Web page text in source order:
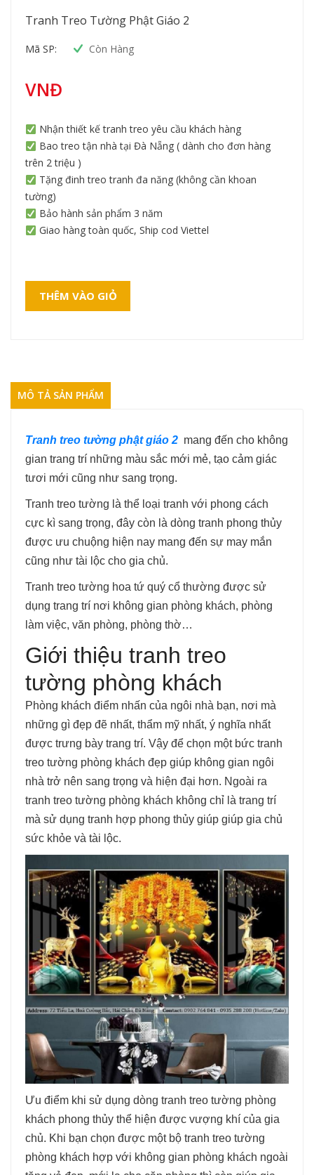
Tranh Treo Tường Phật Giáo 2
Mã SP: Còn Hàng
VNĐ
Nhận thiết kế tranh treo yêu cầu khách hàng
Bao treo tận nhà tại Đà Nẵng ( dành cho đơn hàng
trên 2 triệu )
Tặng đinh treo tranh đa năng (không cần khoan
tường)
Bảo hành sản phẩm 3 năm
Giao hàng toàn quốc, Ship cod Viettel
THÊM VÀO GIỎ
MÔ TẢ SẢN PHẨM
Tranh treo tường phật giáo 2 mang đến cho không
gian trang trí những màu sắc mới mẻ, tạo cảm giác
tươi mới cũng như sang trọng.
Tranh treo tường là thể loại tranh với phong cách
cực kì sang trọng, đây còn là dòng tranh phong thủy
được ưu chuộng hiện nay mang đến sự may mắn
cũng như tài lộc cho gia chủ.
Tranh treo tường hoa tứ quý cổ thường được sử
dụng trang trí nơi không gian phòng khách, phòng
làm việc, văn phòng, phòng thờ…
Giới thiệu tranh treo
tường phòng khách
Phòng khách điểm nhấn của ngôi nhà bạn, nơi mà
những gì đẹp đẽ nhất, thẩm mỹ nhất, ý nghĩa nhất
được trưng bày trang trí. Vậy để chọn một bức tranh
treo tường phòng khách đẹp giúp không gian ngôi
nhà trở nên sang trọng và hiện đại hơn. Ngoài ra
tranh treo tường phòng khách không chỉ là trang trí
mà sử dụng tranh hợp phong thủy giúp giúp gia chủ
sức khỏe và tài lộc.
Ưu điểm khi sử dụng dòng tranh treo tường phòng
khách phong thủy thể hiện được vượng khí của gia
chủ. Khi bạn chọn được một bộ tranh treo tường
phòng khách hợp với không gian phòng khách ngoài